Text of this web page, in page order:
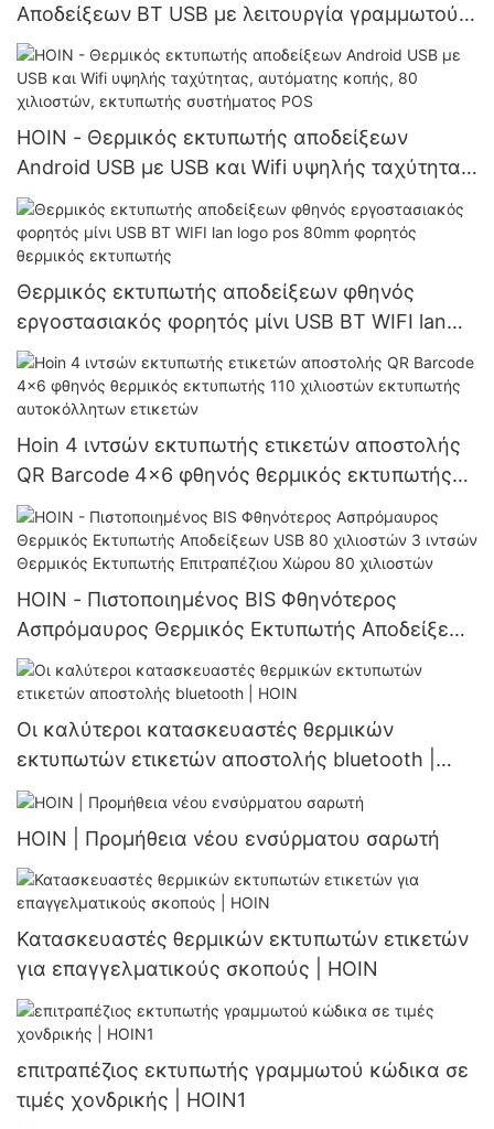
Αποδείξεων BT USB με λειτουργία γραμμωτού
κώδικα 1D 2D, φορητός θερμικός εκτυπωτής 58
mm
HOIN - Θερμικός εκτυπωτής αποδείξεων
Android USB με USB και Wifi υψηλής ταχύτητας,
αυτόματης κοπής, 80 χιλιοστών, εκτυπωτής
συστήματος POS
Θερμικός εκτυπωτής αποδείξεων φθηνός
εργοστασιακός φορητός μίνι USB BT WIFI lan
logo pos 80mm φορητός θερμικός εκτυπωτής
Hoin 4 ιντσών εκτυπωτής ετικετών αποστολής
QR Barcode 4x6 φθηνός θερμικός εκτυπωτής
110 χιλιοστών εκτυπωτής αυτοκόλλητων
ετικετών
HOIN - Πιστοποιημένος BIS Φθηνότερος
Ασπρόμαυρος Θερμικός Εκτυπωτής Αποδείξεων
USB 80 χιλιοστών 3 ιντσών Θερμικός
Εκτυπωτής Επιτραπέζιου Χώρου 80 χιλιοστών
Οι καλύτεροι κατασκευαστές θερμικών
εκτυπωτών ετικετών αποστολής bluetooth |
HOIN
HOIN | Προμήθεια νέου ενσύρματου σαρωτή
Κατασκευαστές θερμικών εκτυπωτών ετικετών
για επαγγελματικούς σκοπούς | HOIN
επιτραπέζιος εκτυπωτής γραμμωτού κώδικα σε
τιμές χονδρικής | HOIN1